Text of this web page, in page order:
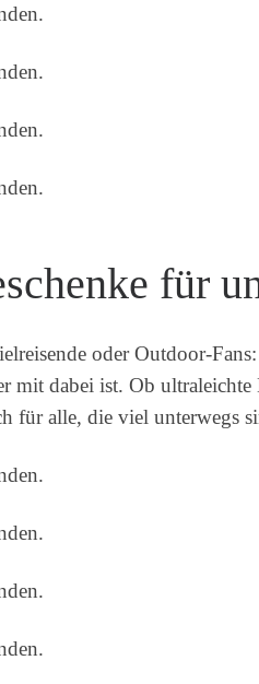
für
oder Outdoor-
mit dabei ist. Ob
für alle, die viel unterwegs